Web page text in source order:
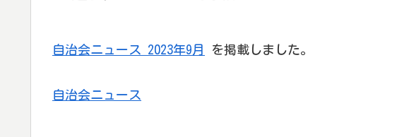
自治会ニュース 2023年9月 を掲載しました。
自治会ニュース